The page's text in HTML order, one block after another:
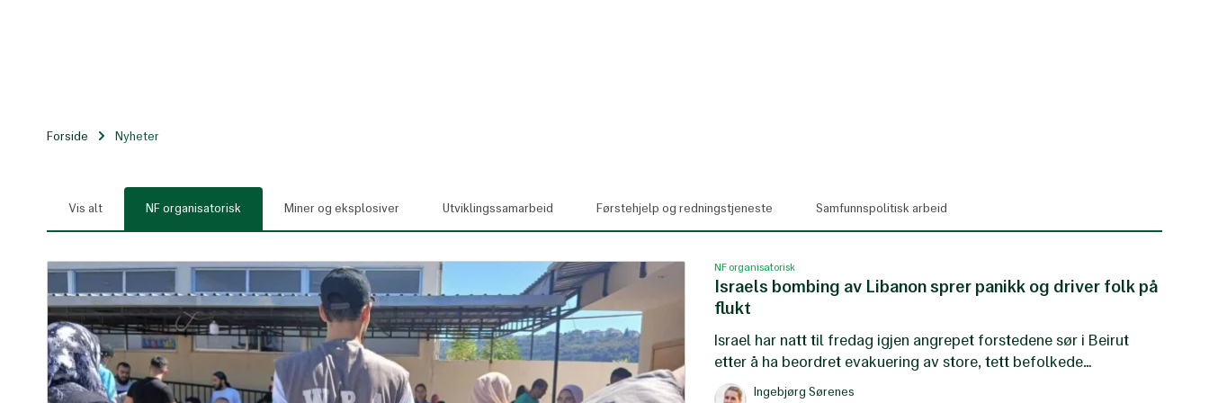
Forside Nyheter
Vis alt NF organisatorisk Miner og eksplosiver Utviklingssamarbeid Førstehjelp og redningstjeneste Samfunnspolitisk arbeid
NF organisatorisk
Israels bombing av Libanon sprer panikk og driver folk på
flukt
Israel har natt til fredag igjen angrepet forstedene sør i Beirut
etter å ha beordret evakuering av store, tett befolkede
boligområder. Norsk Folkehjelps ansatte og partnere forteller om
Ingebjørg Sørenes